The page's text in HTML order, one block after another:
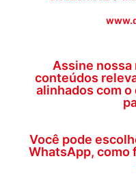
Assine
conteúdos
alinhados com
Você pode
WhatsApp, como